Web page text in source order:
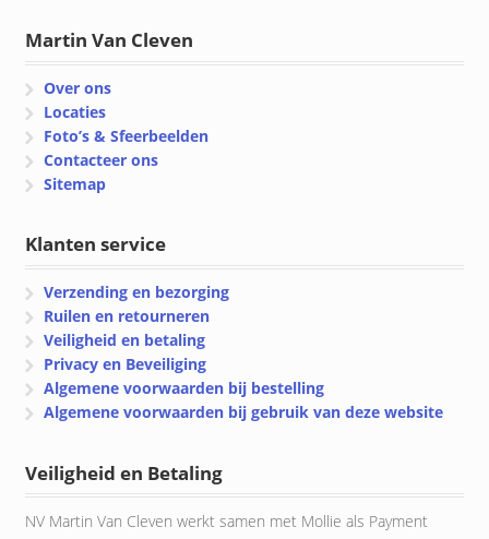
Martin Van Cleven
Over ons
Locaties
Foto’s & Sfeerbeelden
Contacteer ons
Sitemap
Klanten service
Verzending en bezorging
Ruilen en retourneren
Veiligheid en betaling
Privacy en Beveiliging
Algemene voorwaarden bij bestelling
Algemene voorwaarden bij gebruik van deze website
Veiligheid en Betaling
NV Martin Van Cleven werkt samen met Mollie als Payment